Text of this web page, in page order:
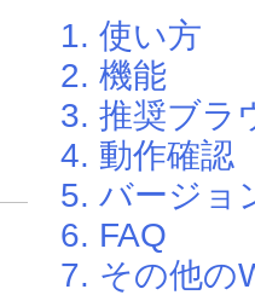
1. 使い方
2. 機能
3. 推奨ブラ
4. 動作確認
5. バージョ
6. FAQ
7. その他の